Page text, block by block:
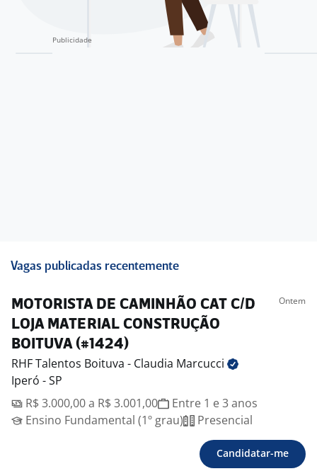
Vagas publicadas recentemente
MOTORISTA DE CAMINHÃO CAT C/D
LOJA MATERIAL CONSTRUÇÃO
BOITUVA (#1424)
Ontem
RHF Talentos Boituva - Claudia Marcucci
Iperó - SP
R$ 3.000,00 a R$ 3.001,00
Entre 1 e 3 anos
Ensino Fundamental (1º grau)
Presencial
Candidatar-me